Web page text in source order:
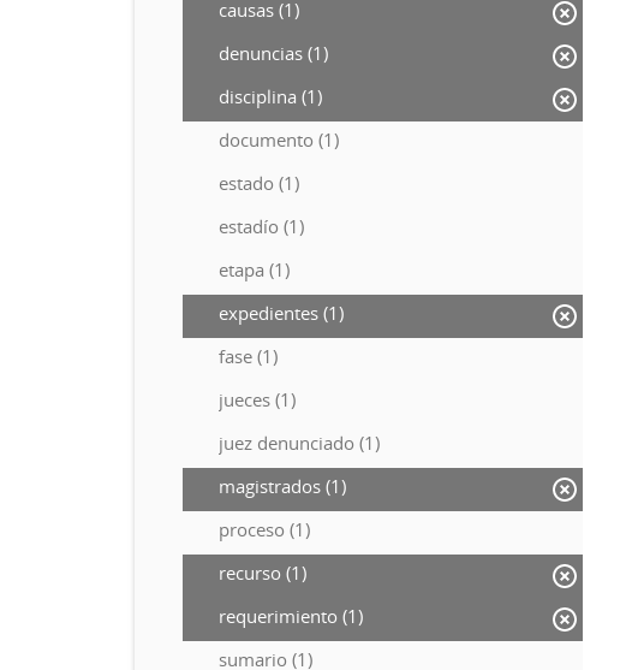
causas (1)
denuncias (1)
disciplina (1)
documento (1)
estado (1)
estadío (1)
etapa (1)
expedientes (1)
fase (1)
jueces (1)
juez denunciado (1)
magistrados (1)
proceso (1)
recurso (1)
requerimiento (1)
sumario (1)